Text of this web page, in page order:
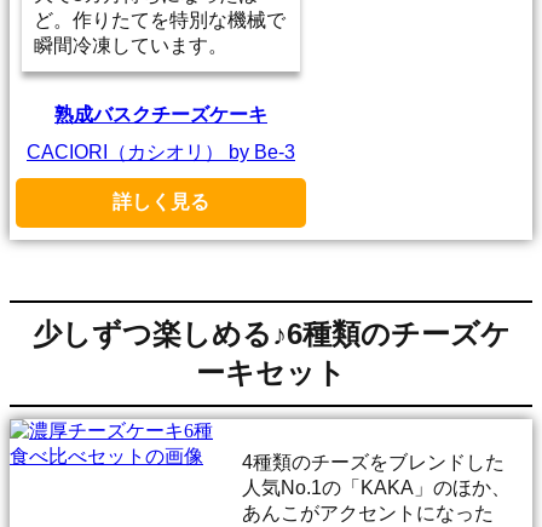
ど。作りたてを特別な機械で
瞬間冷凍しています。
熟成バスクチーズケーキ
CACIORI（カシオリ） by Be-3
詳しく見る
少しずつ楽しめる♪6種類のチーズケ
ーキセット
4種類のチーズをブレンドした
人気No.1の「KAKA」のほか、
あんこがアクセントになった